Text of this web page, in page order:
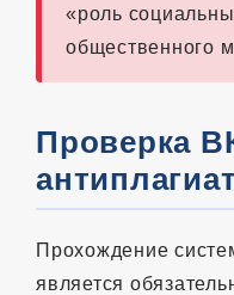
«роль
общественного
Проверка
антиплагиат
Прохождение
является